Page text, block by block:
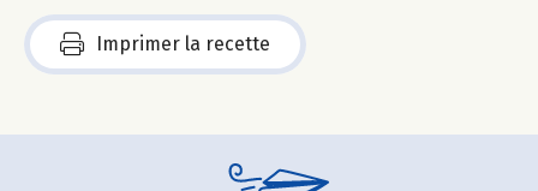
Imprimer la recette